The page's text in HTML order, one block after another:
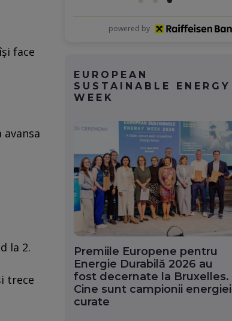
face
la 2.
trece
powered by
EUROPEAN
SUSTAINABLE ENERGY
WEEK
Premiile Europene pentru
Energie Durabilă 2026 au
fost decernate la Bruxelles.
Cine sunt campionii energiei
curate